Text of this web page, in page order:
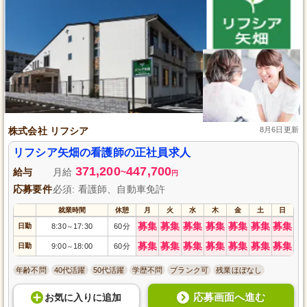
株式会社 リフシア 8月6日更新
リフシア矢畑の看護師の正社員求人
給与 月給 371,200~447,700円
応募要件必須: 看護師、自動車免許
就業時間 休憩 月 火 水 木 金 土 日
日勤 8:30～ 17:30 60分 募集 募集 募集 募集 募集 募集 募集
日勤 9:00～ 18:00 60分 募集 募集 募集 募集 募集 募集 募集
年齢不問 40代活躍 50代活躍 学歴不問 ブランク可 残業ほぼなし
お気に入り に追加 応募画面へ進む